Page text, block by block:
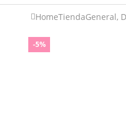
HomeTiendaGeneral,
-5%